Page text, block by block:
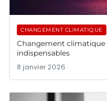
CHANGEMENT CLIMATIQUE
Changement
indispensables
8 janvier 2026